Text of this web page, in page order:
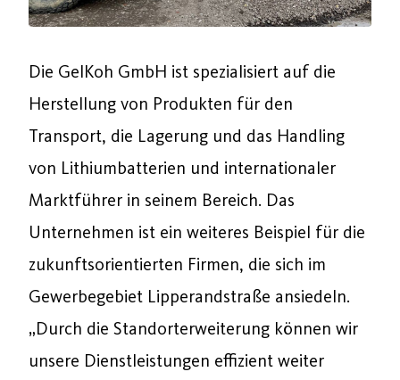
Die GelKoh GmbH ist spezialisiert auf die
Herstellung von Produkten für den
Transport, die Lagerung und das Handling
von Lithiumbatterien und internationaler
Marktführer in seinem Bereich. Das
Unternehmen ist ein weiteres Beispiel für die
zukunftsorientierten Firmen, die sich im
Gewerbegebiet Lipperandstraße ansiedeln.
„Durch die Standorterweiterung können wir
unsere Dienstleistungen effizient weiter